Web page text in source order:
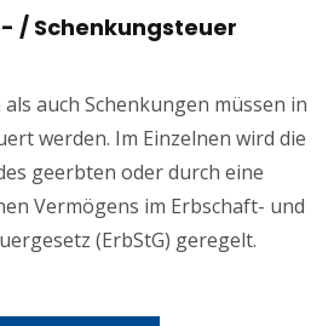
/ Schenkungsteuer
auch Schenkungen müssen in
werden. Im Einzelnen wird die
geerbten oder durch eine
Vermögens im Erbschaft- und
(ErbStG) geregelt.